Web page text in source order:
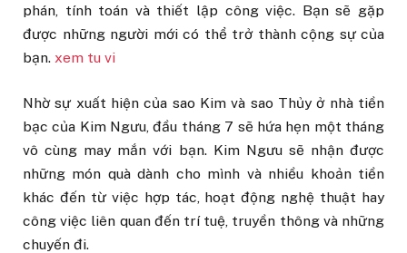
phán, tính toán và thiết lập công việc. Bạn sẽ gặp
được những người mới có thể trở thành cộng sự của
bạn. xem tu vi
Nhờ sự xuất hiện của sao Kim và sao Thủy ở nhà tiền
bạc của Kim Ngưu, đầu tháng 7 sẽ hứa hẹn một tháng
vô cùng may mắn với bạn. Kim Ngưu sẽ nhận được
những món quà dành cho mình và nhiều khoản tiền
khác đến từ việc hợp tác, hoạt động nghệ thuật hay
công việc liên quan đến trí tuệ, truyền thông và những
chuyến đi.